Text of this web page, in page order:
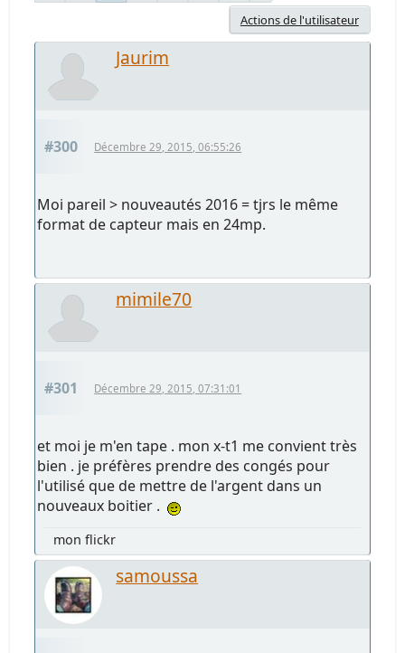
Actions de l'utilisateur
Jaurim
#300 Décembre 29, 2015, 06:55:26
Moi pareil > nouveautés 2016 = tjrs le même
format de capteur mais en 24mp.
mimile70
#301 Décembre 29, 2015, 07:31:01
et moi je m'en tape . mon x-t1 me convient très
bien . je préfères prendre des congés pour
l'utilisé que de mettre de l'argent dans un
nouveaux boitier .
mon flickr
samoussa